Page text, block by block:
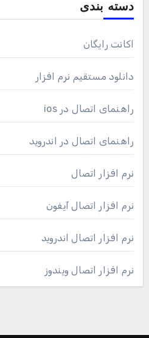
دسته بندی
اکانت رایگان
دانلود مستقیم نرم افزار
راهنمای اتصال در ios
راهنمای اتصال در اندروید
نرم افزار اتصال
نرم افزار اتصال آیفون
نرم افزار اتصال اندروید
نرم افزار اتصال ویندوز